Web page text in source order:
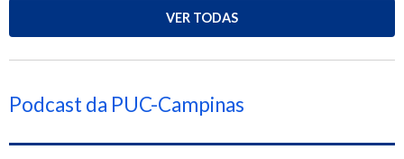
VER TODAS
Podcast da PUC-Campinas